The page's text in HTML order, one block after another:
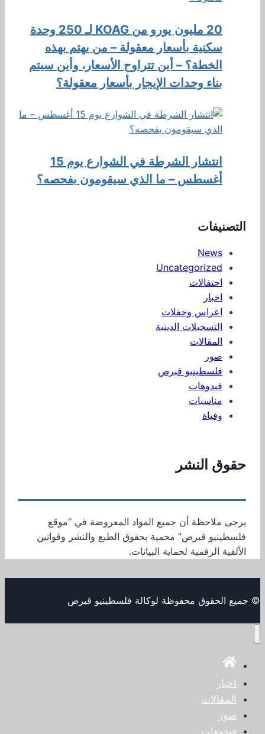
20 مليون يورو من KOAG لـ 250 وحدة
سكنية بأسعار معقولة – من يهتم بهذه
الخطة؟ – أين تتراوح الأسعار، وأين سيتم
بناء وحدات الإيجار بأسعار معقولة؟
انتشار الشرطة في الشوارع يوم 15
أغسطس – ما الذي سيقومون بفحصه؟
التصنيفات
News
Uncategorized
احتفالات
اخبار
اعراس وحفلات
التسجيلات الدينية
المقالات
صور
فلسطينيو قبرص
فيدوهات
مناسبات
وفياة
حقوق النشر
يرجى ملاحظة أن جميع المواد المعروضة في “موقع
فلسطينيو قبرص” محمية بحقوق الطبع والنشر وقوانين
الألفية الرقمية لحماية البيانات.
© جميع الحقوق محفوظة لوكالة فلسطينيو قبرص
اخبار
المقالات
صور
فيدوهات